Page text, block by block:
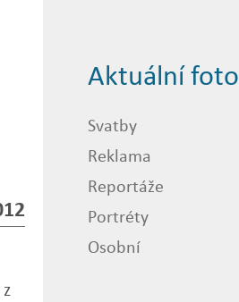
Aktuální foto
Svatby
Reklama
Reportáže
Portréty
Osobní